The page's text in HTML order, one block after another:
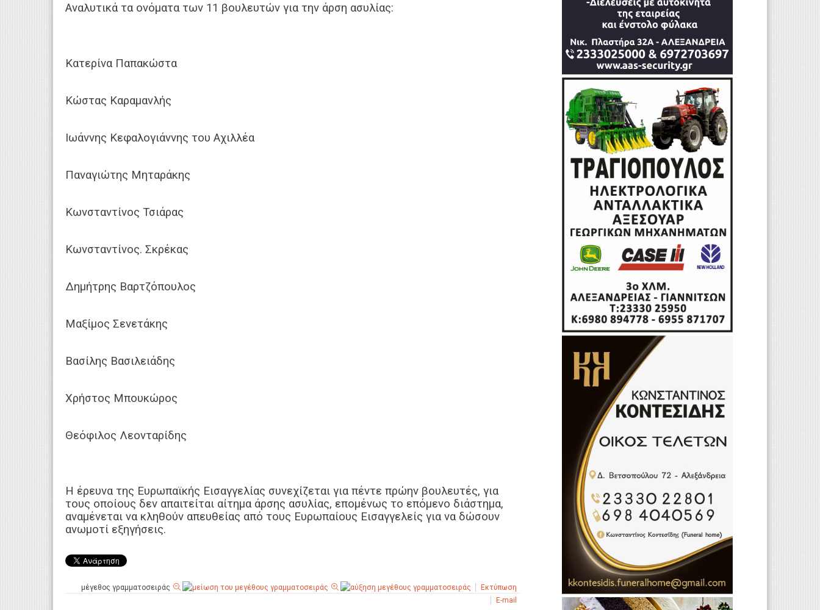
Αναλυτικά τα ονόματα των 11 βουλευτών για την άρση ασυλίας:
Κατερίνα Παπακώστα
Κώστας Καραμανλής
Ιωάννης Κεφαλογιάννης του Αχιλλέα
Παναγιώτης Μηταράκης
Κωνσταντίνος Τσιάρας
Κωνσταντίνος. Σκρέκας
Δημήτρης Βαρτζόπουλος
Μαξίμος Σενετάκης
Βασίλης Βασιλειάδης
Χρήστος Μπουκώρος
Θεόφιλος Λεονταρίδης
Η έρευνα της Ευρωπαϊκής Εισαγγελίας συνεχίζεται για πέντε πρώην βουλευτές, για
τους οποίους δεν απαιτείται αίτημα άρσης ασυλίας, επομένως το επόμενο διάστημα,
αναμένεται να κληθούν απευθείας από τους Ευρωπαίους Εισαγγελείς για να δώσουν
ανωμοτί εξηγήσεις.
μέγεθος γραμματοσειράς
Εκτύπωση
E-mail